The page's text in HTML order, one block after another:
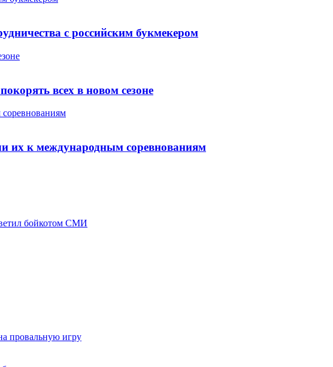
с российским букмекером
всех в новом сезоне
их к международным соревнованиям
бойкотом СМИ
провальную игру